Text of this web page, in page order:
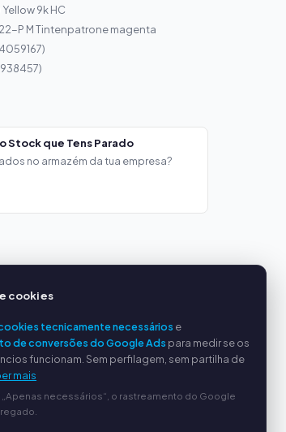
9k HC
P M Tintenpatrone magenta
Stock que Tens Parado
no armazém da tua empresa?
Sobre nós
Política de privacidade
cookies
tecnicamente necessários e
de conversões do Google Ads para medir se os
funcionam. Sem perfilagem, sem partilha de
mais
necessários“, o rastreamento do Google